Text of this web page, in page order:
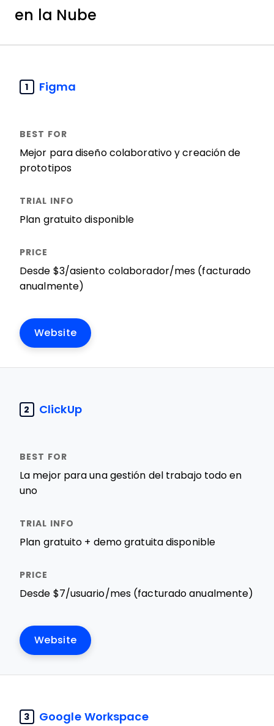
en la Nube
1 Figma
Mejor para diseño colaborativo y creación de
prototipos
Plan gratuito disponible
Desde $3/asiento colaborador/mes (facturado
anualmente)
Website
2 ClickUp
La mejor para una gestión del trabajo todo en
uno
Plan gratuito + demo gratuita disponible
Desde $7/usuario/mes (facturado anualmente)
Website
3 Google Workspace